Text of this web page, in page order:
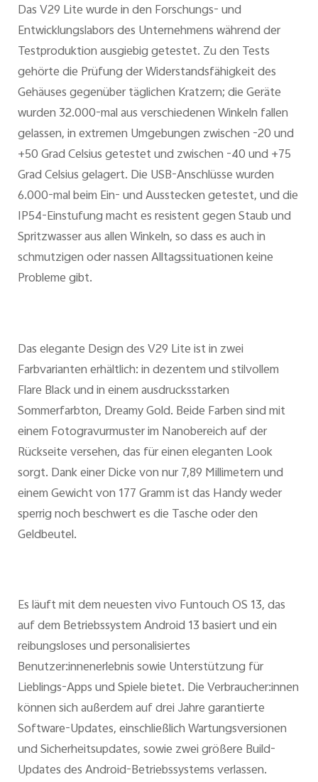
Das V29 Lite wurde in den Forschungs- und
Entwicklungslabors des Unternehmens während der
Testproduktion ausgiebig getestet. Zu den Tests
gehörte die Prüfung der Widerstandsfähigkeit des
Gehäuses gegenüber täglichen Kratzern; die Geräte
wurden 32.000-mal aus verschiedenen Winkeln fallen
gelassen, in extremen Umgebungen zwischen -20 und
+50 Grad Celsius getestet und zwischen -40 und +75
Grad Celsius gelagert. Die USB-Anschlüsse wurden
6.000-mal beim Ein- und Ausstecken getestet, und die
IP54-Einstufung macht es resistent gegen Staub und
Spritzwasser aus allen Winkeln, so dass es auch in
schmutzigen oder nassen Alltagssituationen keine
Probleme gibt.
Das elegante Design des V29 Lite ist in zwei
Farbvarianten erhältlich: in dezentem und stilvollem
Flare Black und in einem ausdrucksstarken
Sommerfarbton, Dreamy Gold. Beide Farben sind mit
einem Fotogravurmuster im Nanobereich auf der
Rückseite versehen, das für einen eleganten Look
sorgt. Dank einer Dicke von nur 7,89 Millimetern und
einem Gewicht von 177 Gramm ist das Handy weder
sperrig noch beschwert es die Tasche oder den
Geldbeutel.
Es läuft mit dem neuesten vivo Funtouch OS 13, das
auf dem Betriebssystem Android 13 basiert und ein
reibungsloses und personalisiertes
Benutzer:innenerlebnis sowie Unterstützung für
Lieblings-Apps und Spiele bietet. Die Verbraucher:innen
können sich außerdem auf drei Jahre garantierte
Software-Updates, einschließlich Wartungsversionen
und Sicherheitsupdates, sowie zwei größere Build-
Updates des Android-Betriebssystems verlassen.